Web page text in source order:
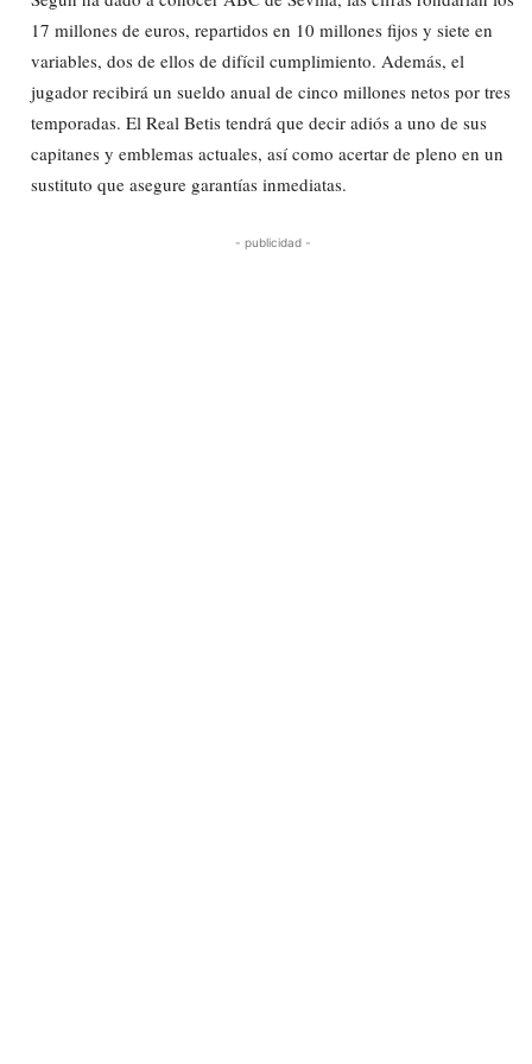
17 millones de euros, repartidos en 10 millones fijos y siete en
variables, dos de ellos de difícil cumplimiento. Además, el
jugador recibirá un sueldo anual de cinco millones netos por tres
temporadas. El Real Betis tendrá que decir adiós a uno de sus
capitanes y emblemas actuales, así como acertar de pleno en un
sustituto que asegure garantías inmediatas.
- publicidad -